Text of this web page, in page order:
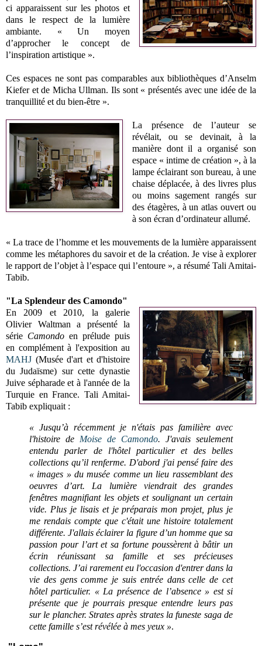
ci apparaissent sur les photos et
dans le respect de la lumière
ambiante. « Unmoyen
d’approcher le concept de
l’inspiration artistique ».
Ces espaces ne sont pas comparables aux bibliothèques d’Anselm
Kiefer et de Micha Ullman. Ils sont « présentés avec une idée de la
tranquillité et du bien-être ».
La présence de l’auteur se
révélait, ou se devinait, à la
manière dont il a organisé son
espace « intime de création », à la
lampe éclairant son bureau, à une
chaise déplacée, à des livres plus
ou moins sagement rangés sur
des étagères, à un atlas ouvert ou
à son écran d’ordinateur allumé.
« La trace de l’homme et les mouvements de la lumière apparaissent
comme les métaphores du savoir et de la création. Je vise à explorer
le rapport de l’objet à l’espace qui l’entoure », a résumé Tali Amitai-
Tabib.
"La Splendeur des Camondo"
En 2009 et 2010, la galerie
Olivier Waltman a présenté la
série Camondo en prélude puis
en complément à l'exposition au
MAHJ (Musée d'art et d'histoire
du Judaïsme) sur cette dynastie
Juive sépharade et à l'année dela
Turquie en France. Tali Amitai-
Tabib expliquait :
« Jusqu’à récemment je n'étais pas familière avec
l'histoire de Moise de Camondo. J'avais seulement
entendu parler de l'hôtel particulier et des belles
collections qu’il renferme. D'abord j'ai pensé faire des
« images » du musée comme un lieu rassemblant des
oeuvres d’art. La lumière viendrait des grandes
fenêtres magnifiant les objets et soulignant un certain
vide. Plus je lisais et je préparais mon projet, plus je
me rendais compte que c'était une histoire totalement
différente. J'allais éclairer la figure d’un homme que sa
passion pour l’art et sa fortune poussèrent à bâtir un
écrin réunissant sa famille et ses précieuses
collections. J’ai rarement eu l'occasion d'entrer dans la
vie des gens comme je suis entrée dans celle de cet
hôtel particulier. « La présence de l’absence » est si
présente que je pourrais presque entendre leurs pas
sur le plancher. Strates après strates la funeste saga de
cette famille s’est révélée à mes yeux ».